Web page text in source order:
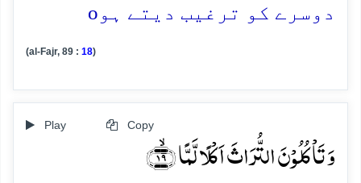
دوسرے کو ترغیب دیتے ہو o
(al-Fajr, 89 : 18)
Play Copy
وَ تَاۡکُلُوۡنَ التُّرَاثَ اَکۡلًا لَّمًّا ﴿ۙ۱۹﴾